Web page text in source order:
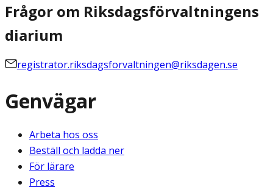
Frågor om Riksdagsförvaltningens
diarium
registrator.riksdagsforvaltningen@riksdagen.se
Genvägar
Arbeta hos oss
Beställ och ladda ner
För lärare
Press